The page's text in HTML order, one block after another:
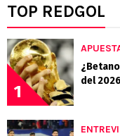
TOP REDGOL
1
del 2026